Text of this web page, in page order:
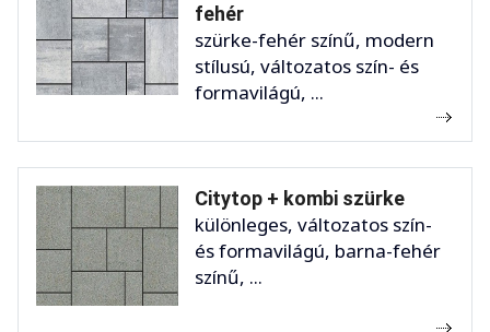
fehér
szürke-fehér színű, modern
stílusú, változatos szín- és
formavilágú, ...
Citytop + kombi szürke
különleges, változatos szín-
és formavilágú, barna-fehér
színű, ...